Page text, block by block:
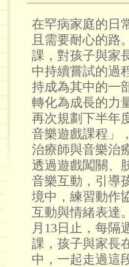
在罕病家庭的日
且需要耐心的路
課，對孩子與家
中持續嘗試的過
持成為其中的一
轉化為成長的力
再次規劃下半年
音樂遊戲課程」
治療師與音樂治
透過遊戲闖關、
音樂互動，引導
境中，練習動作
互動與情緒表達
月13日止，每隔
課，孩子與家長
中，一起走過這